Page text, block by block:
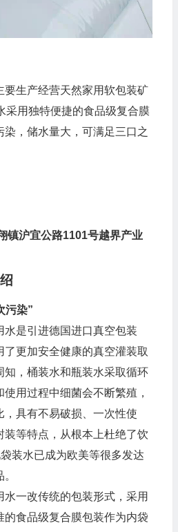
要生产经营天然家用软包装矿
采用独特便捷的食品级复合膜
，储水量大，可满足三口之
镇沪宜公路1101号越界产业
污染”
水是引进德国进口真空包装
更加安全健康的真空灌装取
知，桶装水和瓶装水采取循环
用过程中细菌会不断繁殖，
，具有不易破损、一次性使
装等特点，从根本上杜绝了饮
装水已成为欧美等很多发达
一改传统的包装形式，采用
的食品级复合膜包装作为内袋